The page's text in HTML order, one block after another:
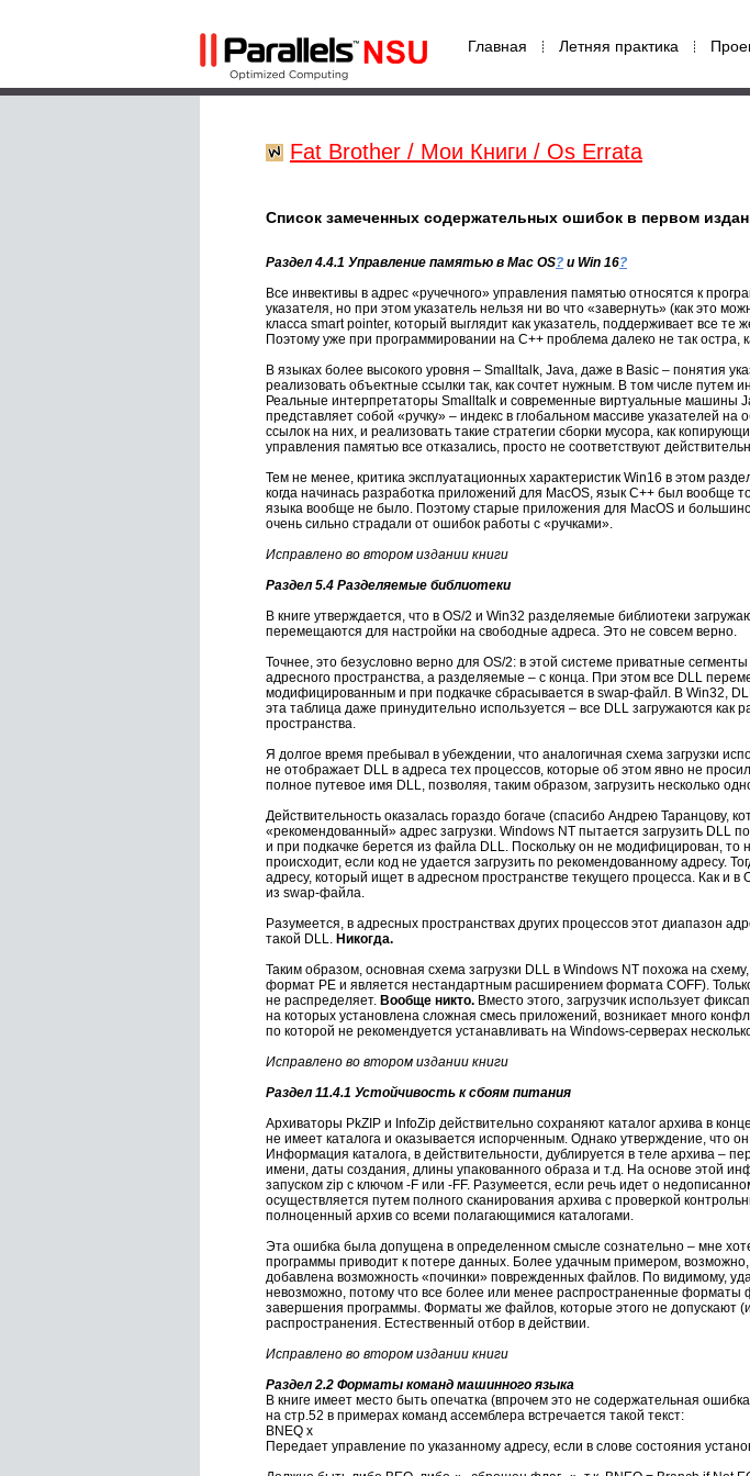
Главная Летняя практика
Fat Brother / Мои Книги / Os Errata
Список замеченных содержательных ошибок в первом
Раздел 4.4.1 Управление памятью в Mac OS? и Win 16?
Все инвективы в адрес «ручечного» управления памятью относятся к
указателя, но при этом указатель нельзя ни во что «завернуть» (как это
класса smart pointer, который выглядит как указатель, поддерживает все
Поэтому уже при программировании на C++ проблема далеко не так остра,
В языках более высокого уровня – Smalltalk, Java, даже в Basic – понятия
реализовать объектные ссылки так, как сочтет нужным. В том числе путем
Реальные интерпретаторы Smalltalk и современные виртуальные машины
представляет собой «ручку» – индекс в глобальном массиве указателей
ссылок на них, и реализовать такие стратегии сборки мусора, как
управления памятью все отказались, просто не соответствуют
Тем не менее, критика эксплуатационных характеристик Win16 в этом
когда начинась разработка приложений для MacOS, язык C++ был вообще
языка вообще не было. Поэтому старые приложения для MacOS и
очень сильно страдали от ошибок работы с «ручками».
Исправлено во втором издании книги
Раздел 5.4 Разделяемые библиотеки
В книге утверждается, что в OS/2 и Win32 разделяемые библиотеки
перемещаются для настройки на свободные адреса. Это не совсем верно.
Точнее, это безусловно верно для OS/2: в этой системе приватные
адресного пространства, а разделяемые – с конца. При этом все DLL
модифицированным и при подкачке сбрасывается в swap-файл. В Win32,
эта таблица даже принудительно используется – все DLL загружаются как
пространства.
Я долгое время пребывал в убеждении, что аналогичная схема загрузки
не отображает DLL в адреса тех процессов, которые об этом явно не
полное путевое имя DLL, позволяя, таким образом, загрузить несколько
Действительность оказалась гораздо богаче (спасибо Андрею Таранцову,
«рекомендованный» адрес загрузки. Windows NT пытается загрузить DLL
и при подкачке берется из файла DLL. Поскольку он не модифицирован,
происходит, если код не удается загрузить по рекомендованному адресу.
адресу, который ищет в адресном пространстве текущего процесса. Как
из swap-файла.
Разумеется, в адресных пространствах других процессов этот диапазон
такой DLL. Никогда.
Таким образом, основная схема загрузки DLL в Windows NT похожа на
формат PE и является нестандартным расширением формата COFF).
не распределяет. Вообще никто. Вместо этого, загрузчик использует
на которых установлена сложная смесь приложений, возникает много
по которой не рекомендуется устанавливать на Windows-серверах
Исправлено во втором издании книги
Раздел 11.4.1 Устойчивость к сбоям питания
Архиваторы PkZIP и InfoZip действительно сохраняют каталог архива в
не имеет каталога и оказывается испорченным. Однако утверждение, что
Информация каталога, в действительности, дублируется в теле архива
имени, даты создания, длины упакованного образа и т.д. На основе этой
запуском zip с ключом -F или -FF. Разумеется, если речь идет о
осуществляется путем полного сканирования архива с проверкой
полноценный архив со всеми полагающимися каталогами.
Эта ошибка была допущена в определенном смысле сознательно – мне
программы приводит к потере данных. Более удачным примером,
добавлена возможность «починки» поврежденных файлов. По видимому,
невозможно, потому что все более или менее распространенные форматы
завершения программы. Форматы же файлов, которые этого не допускают
распространения. Естественный отбор в действии.
Исправлено во втором издании книги
Раздел 2.2 Форматы команд машинного языка
В книге имеет место быть опечатка (впрочем это не содержательная
на стр.52 в примерах команд ассемблера встречается такой текст:
BNEQ x
Передает управление по указанному адресу, если в слове состояния